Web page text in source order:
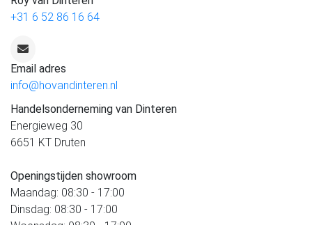
+31 6 52 86 16 64
Email adres
info@hovandinteren.nl
Handelsonderneming van Dinteren
Energieweg 30
6651 KT Druten
Openingstijden showroom
Maandag: 08:30 - 17:00
Dinsdag: 08:30 - 17:00